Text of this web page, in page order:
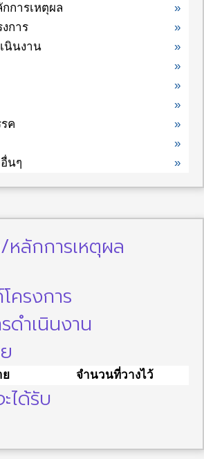
การเหตุผล
»
การ
»
นินงาน
»
»
»
»
ค
»
»
นๆ
»
หลักการเหตุผล
ครงการ
ดำเนินงาน
ย จำนวนที่วางไว้
ได้รับ